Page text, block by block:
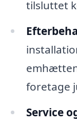
tilsluttet
foretage
Service